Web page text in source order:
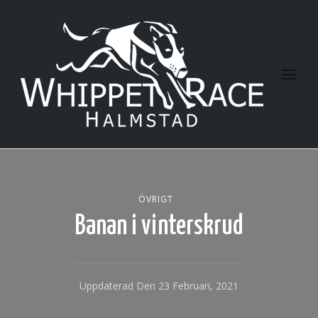
Halmstad Whippet Race
ÖVRIGT
Banan i vinterskrud
Uppdaterad Den 23 Februari, 2021